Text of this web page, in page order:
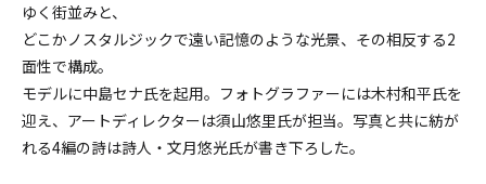
ゆく街並みと、
どこかノスタルジックで遠い記憶のような光景、その相反する2
面性で構成。
モデルに中島セナ氏を起用。フォトグラファーには木村和平氏を
迎え、アートディレクターは須山悠里氏が担当。写真と共に紡が
れる4編の詩は詩人・文月悠光氏が書き下ろした。